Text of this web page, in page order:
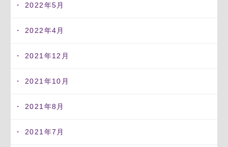
2022年5月
2022年4月
2021年12月
2021年10月
2021年8月
2021年7月